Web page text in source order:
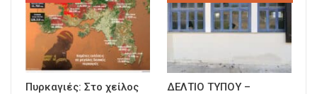
Πυρκαγιές: Στο χείλος
ΔΕΛΤΙΟ ΤΥΠΟΥ –